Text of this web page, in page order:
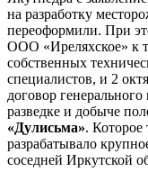
на разработку
переоформили. При
ООО «Иреляхское» к
собственных
специалистов, и 2
договор
разведке и добыче
«Дулисьма».
разрабатывало
соседней Иркутской